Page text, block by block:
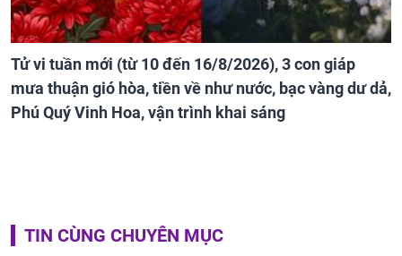
Tử vi tuần mới (từ 10 đến 16/8/2026), 3 con giáp
mưa thuận gió hòa, tiền về như nước, bạc vàng dư dả,
Phú Quý Vinh Hoa, vận trình khai sáng
TIN CÙNG CHUYÊN MỤC